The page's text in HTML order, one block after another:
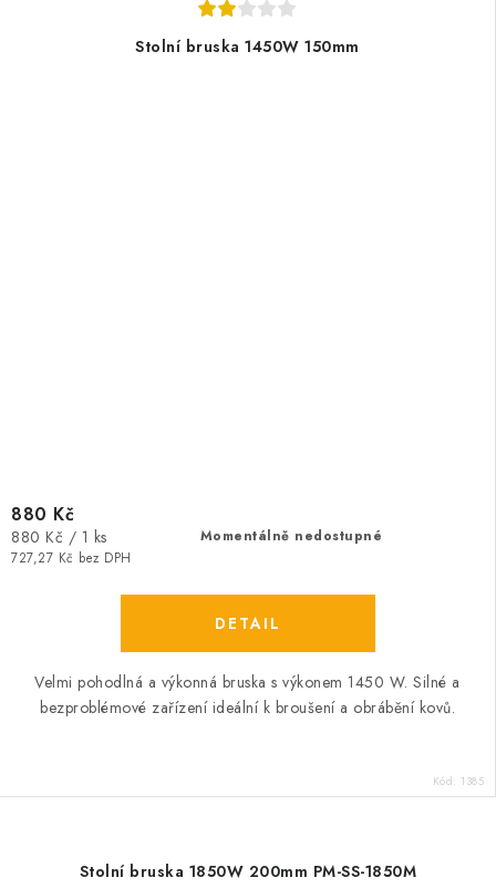
Stolní bruska 1450W 150mm
Momentálně nedostupné
727,27 Kč bez DPH
880 Kč
Měrná
cena:
880 Kč / 1 ks
Velmi pohodlná a výkonná bruska s výkonem 1450 W. Silné a
bezproblémové zařízení ideální k broušení a obrábění kovů.
Kód: 1385
Stolní bruska 1850W 200mm PM-SS-1850M